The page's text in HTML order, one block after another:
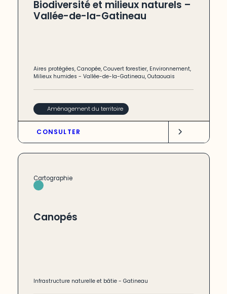
Biodiversité et milieux naturels –
Vallée-de-la-Gatineau
Aires protégées,Canopée,Couvert forestier, Environnement,
Milieux humides -Vallée-de-la-Gatineau,Outaouais
Aménagement du territoire
CONSULTER
Cartographie
Canopés
Infrastructure naturelle et bâtie -Gatineau